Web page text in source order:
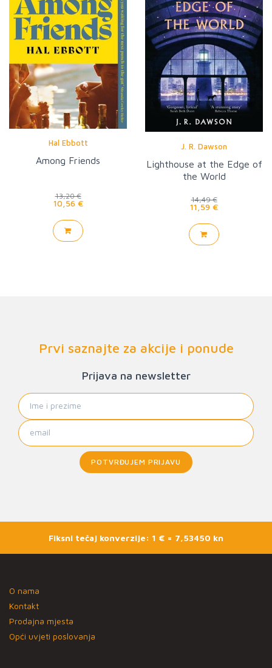
Hal Ebbott
Among Friends
13,20 €
10,56 €
J. R. Dawson
Lighthouse at the Edge of
the World
14,49 €
11,59 €
Prvi saznajte za akcije i ponude
Prijava na newsletter
POTVRĐUJEM PRIJAVU
Fiksni tečaj konverzije: 1 € = 7,53450 kn
O nama
Kontakt
Prodajna mjesta
Opći uvjeti poslovanja